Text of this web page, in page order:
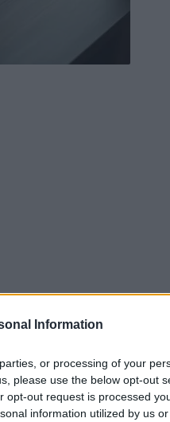
Information
or processing of your
please use the below opt-out
opt-out request is processed
information utilized by us
allenatore, ha